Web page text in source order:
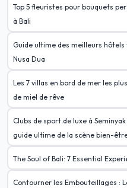
Top 5 fleuristes pour bouquets
à Bali
Guide ultime des meilleurs
Nusa Dua
Les 7 villas en bord de mer les
de miel de rêve
Clubs de sport de luxe à
guide ultime de la scène bien-
The Soul of Bali: 7 Essential
Contourner les Embouteillages :